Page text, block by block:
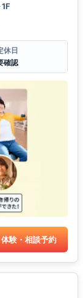
休日
確認
体験・相談予約